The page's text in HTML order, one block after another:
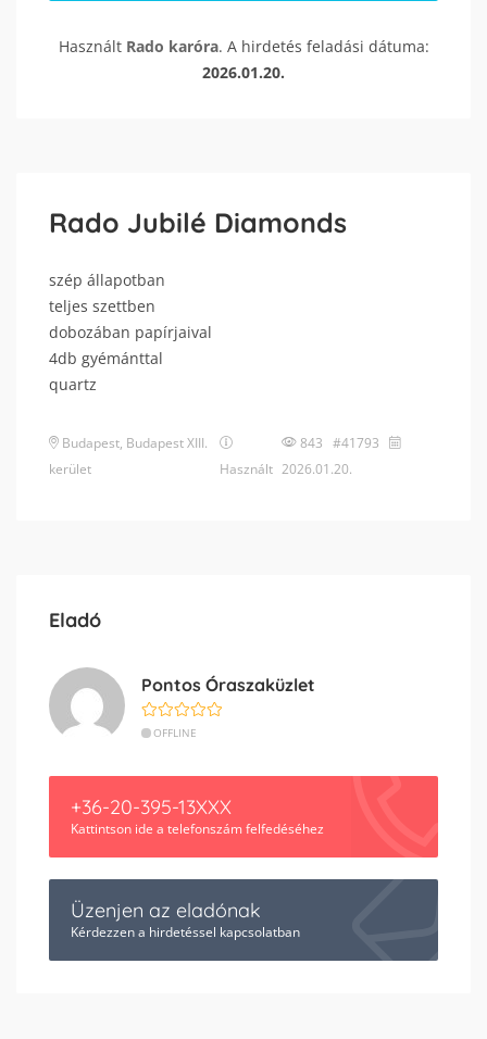
Használt Rado karóra. A hirdetés feladási dátuma:
2026.01.20.
Rado Jubilé Diamonds
szép állapotban
teljes szettben
dobozában papírjaival
4db gyémánttal
quartz
Budapest, Budapest XIII.
kerület
Használt
843 #41793
2026.01.20.
Eladó
Pontos Óraszaküzlet
OFFLINE
+36-20-395-13XXX
Kattintson ide a telefonszám felfedéséhez
Üzenjen az eladónak
Kérdezzen a hirdetéssel kapcsolatban